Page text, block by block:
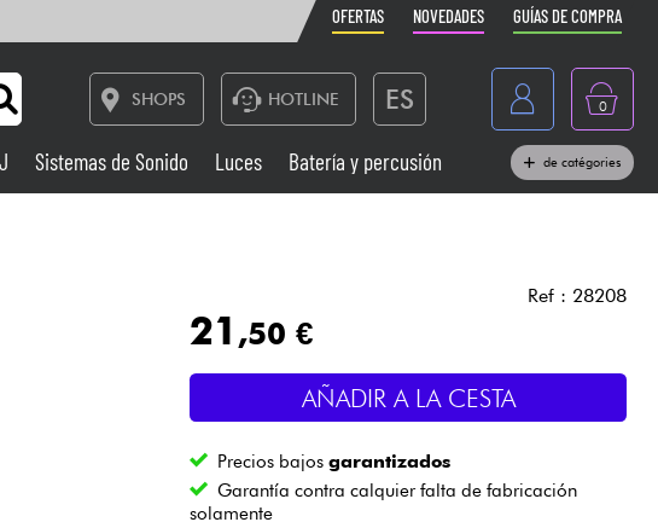
OFERTAS NOVEDADES GUÍAS DE COMPRA
SHOPS HOTLINE ES
France
Belgique
Nederland
0
Sistemas de Sonido
Vientos
Cables & Acces.
Sistemas de Sonido Luces Batería y percusión de catégories
Ref : 28208
21 ,50 €
AÑADIR A LA CESTA
Precios bajosgarantizados
Garantía contra calquier falta de fabricación
solamente